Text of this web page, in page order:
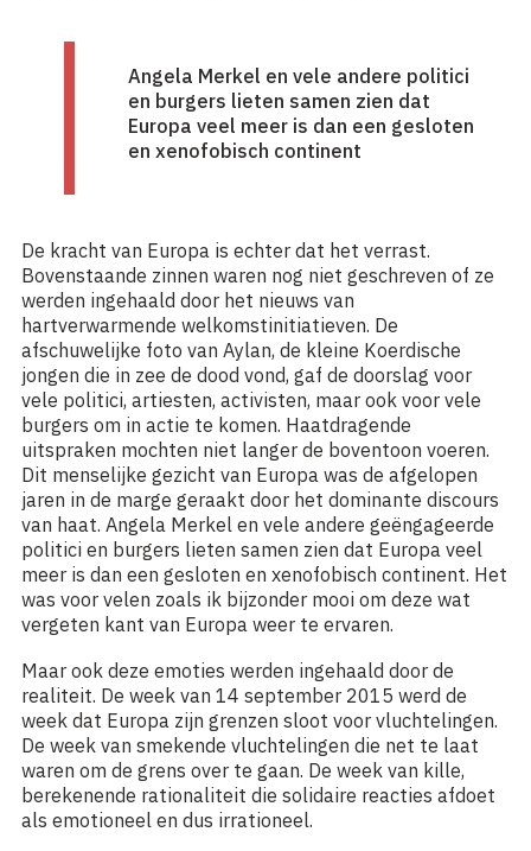
Angela Merkel en vele andere politici
en burgers lieten samen zien dat
Europa veel meer is dan een gesloten
en xenofobisch continent
De kracht van Europa is echter dat het verrast.
Bovenstaande zinnen waren nog niet geschreven of ze
werden ingehaald door het nieuws van
hartverwarmende welkomstinitiatieven. De
afschuwelijke foto van Aylan, de kleine Koerdische
jongen die in zee de dood vond, gaf de doorslag voor
vele politici, artiesten, activisten, maar ook voor vele
burgers om in actie te komen. Haatdragende
uitspraken mochten niet langer de boventoon voeren.
Dit menselijke gezicht van Europa was de afgelopen
jaren in de marge geraakt door het dominante discours
van haat. Angela Merkel en vele andere geëngageerde
politici en burgers lieten samen zien dat Europa veel
meer is dan een gesloten en xenofobisch continent. Het
was voor velen zoals ik bijzonder mooi om deze wat
vergeten kant van Europa weer te ervaren.
Maar ook deze emoties werden ingehaald door de
realiteit. De week van 14 september 2015 werd de
week dat Europa zijn grenzen sloot voor vluchtelingen.
De week van smekende vluchtelingen die net te laat
waren om de grens over te gaan. De week van kille,
berekenende rationaliteit die solidaire reacties afdoet
als emotioneel en dus irrationeel.